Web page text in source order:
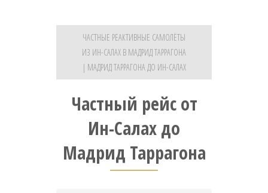
ЧАСТНЫЕ РЕАКТИВНЫЕ САМОЛЁТЫ
ИЗ ИН-САЛАХ В МАДРИД ТАРРАГОНА
| МАДРИД ТАРРАГОНА ДО ИН-САЛАХ
Частный рейс от
Ин-Салах до
Мадрид Таррагона